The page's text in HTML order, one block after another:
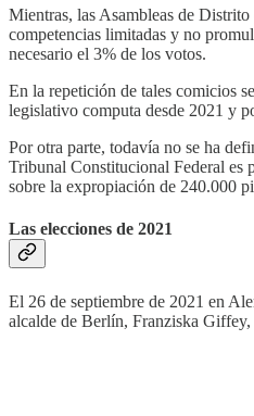
Mientras, las Asambleas de
competencias limitadas y no
necesario el 3% de los votos.
En la repetición de tales comicios
legislativo computa desde 2021 y
Por otra parte, todavía no se ha
Tribunal Constitucional Federal es
sobre la expropiación de 240.000
Las elecciones de 2021
El 26 de septiembre de 2021 en
alcalde de Berlín, Franziska